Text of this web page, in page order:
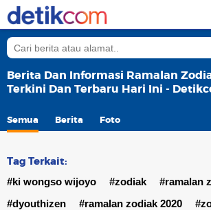
Berita Dan Informasi Ramalan
Terkini Dan Terbaru Hari Ini -
Semua Berita Foto
Tag Terkait:
#ki wongso wijoyo #zodiak
#ramalan
#dyouthizen
#ramalan zodiak 2020